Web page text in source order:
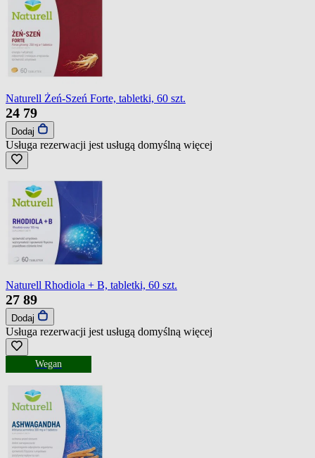
Naturell Żeń-Szeń Forte, tabletki, 60 szt.
24 79
Dodaj
Usługa rezerwacji jest usługą domyślną więcej
Naturell Rhodiola + B, tabletki, 60 szt.
27 89
Dodaj
Usługa rezerwacji jest usługą domyślną więcej
Wegan